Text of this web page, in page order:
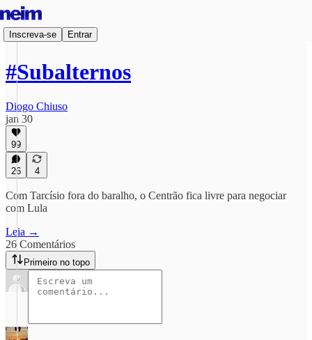
Inscreva-se Entrar
#Subalternos
Diogo Chiuso
jan 30
99
26 4
Com Tarcísio fora do baralho, o Centrão fica livre para negociar
com Lula
Leia →
26 Comentários
Primeiro no topo